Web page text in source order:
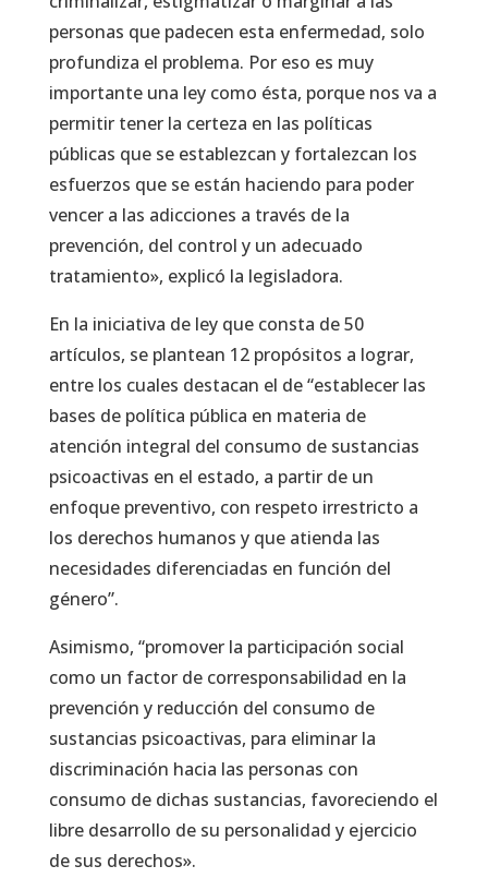
personas que padecen esta enfermedad, solo
profundiza el problema. Por eso es muy
importante una ley como ésta, porque nos va a
permitir tener la certeza en las políticas
públicas que se establezcan y fortalezcan los
esfuerzos que se están haciendo para poder
vencer a las adicciones a través de la
prevención, del control y un adecuado
tratamiento», explicó la legisladora.
En la iniciativa de ley que consta de 50
artículos, se plantean 12 propósitos a lograr,
entre los cuales destacan el de “establecer las
bases de política pública en materia de
atención integral del consumo de sustancias
psicoactivas en el estado, a partir de un
enfoque preventivo, con respeto irrestricto a
los derechos humanos y que atienda las
necesidades diferenciadas en función del
género”.
Asimismo, “promover la participación social
como un factor de corresponsabilidad en la
prevención y reducción del consumo de
sustancias psicoactivas, para eliminar la
discriminación hacia las personas con
consumo de dichas sustancias, favoreciendo el
libre desarrollo de su personalidad y ejercicio
de sus derechos».